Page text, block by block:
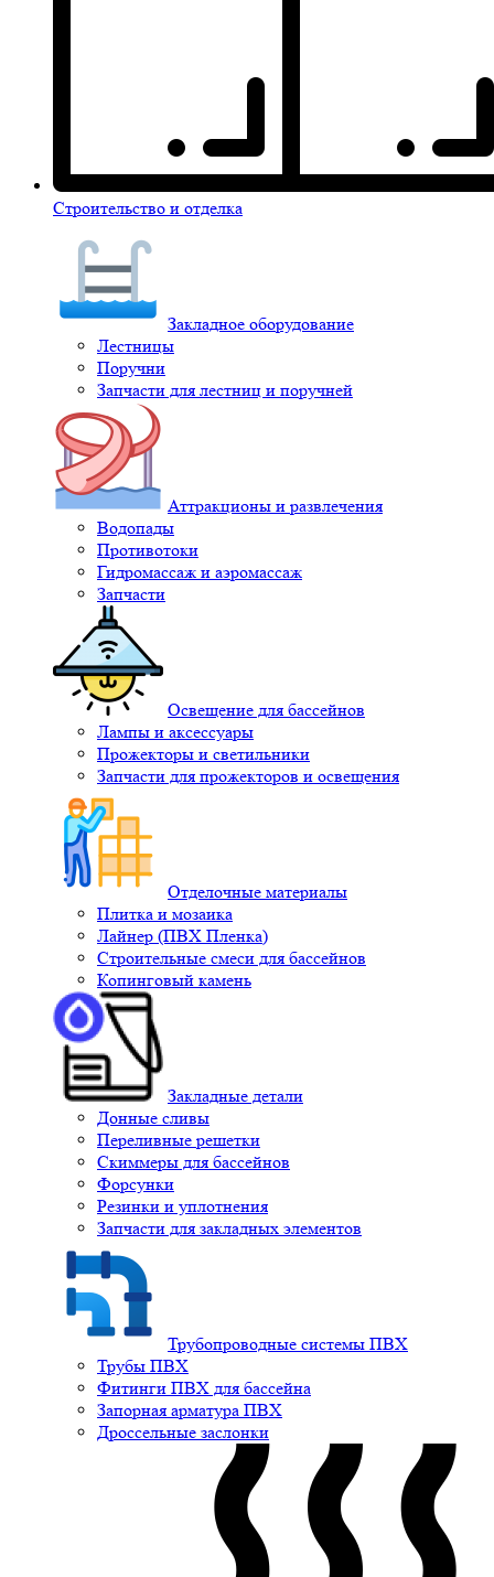
Строительство и отделка
Закладное оборудование
Лестницы
Поручни
Запчасти для лестниц и поручней
Аттракционы и развлечения
Водопады
Противотоки
Гидромассаж и аэромассаж
Запчасти
Освещение для бассейнов
Лампы и аксессуары
Прожекторы и светильники
Запчасти для прожекторов и освещения
Отделочные материалы
Плитка и мозаика
Лайнер (ПВХ Пленка)
Строительные смеси для бассейнов
Копинговый камень
Закладные детали
Донные сливы
Переливные решетки
Скиммеры для бассейнов
Форсунки
Резинки и уплотнения
Запчасти для закладных элементов
Трубопроводные системы ПВХ
Трубы ПВХ
Фитинги ПВХ для бассейна
Запорная арматура ПВХ
Дроссельные заслонки